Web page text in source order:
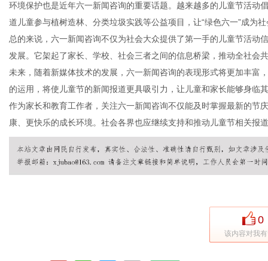
环境保护也是近年六一新闻咨询的重要话题。越来越多的儿童节活动
道儿童参与植树造林、分类垃圾实践等公益项目，让“绿色六一”成为
总的来说，六一新闻咨询不仅为社会大众提供了第一手的儿童节活动
发展。它架起了家长、学校、社会三者之间的信息桥梁，推动全社会
未来，随着新媒体技术的发展，六一新闻咨询的表现形式将更加丰富
的运用，将使儿童节的新闻报道更具吸引力，让儿童和家长能够身临
作为家长和教育工作者，关注六一新闻咨询不仅能及时掌握最新的节
康、更快乐的成长环境。社会各界也应继续支持和推动儿童节相关报
0
该内容对我